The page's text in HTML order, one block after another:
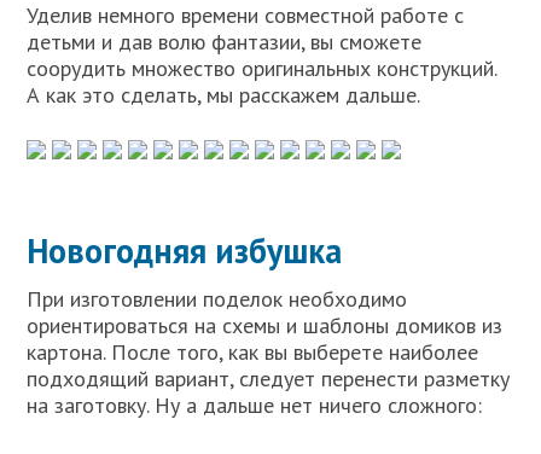
Уделив немного времени совместной работе с
детьми и дав волю фантазии, вы сможете
соорудить множество оригинальных конструкций.
А как это сделать, мы расскажем дальше.
Новогодняя избушка
При изготовлении поделок необходимо
ориентироваться на схемы и шаблоны домиков из
картона. После того, как вы выберете наиболее
подходящий вариант, следует перенести разметку
на заготовку. Ну а дальше нет ничего сложного: